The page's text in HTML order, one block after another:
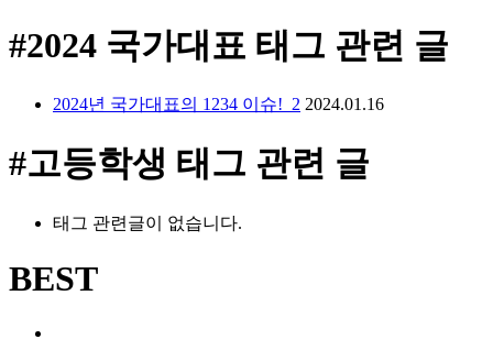
#2024 국가대표 태그 관련 글
2024년 국가대표의 1234 이슈!_2 2024.01.16
#고등학생 태그 관련 글
태그 관련글이 없습니다.
BEST